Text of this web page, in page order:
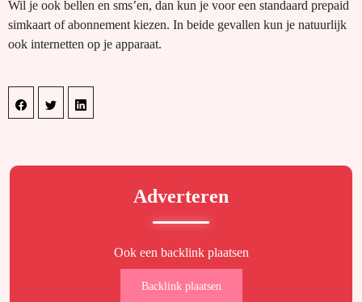
Wil je ook bellen en sms’en, dan kun je voor een standaard prepaid
simkaart of abonnement kiezen. In beide gevallen kun je natuurlijk
ook internetten op je apparaat.
Adverteren
Ook een backlink plaatsen
Backlink plaatsen